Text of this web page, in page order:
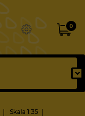
0
Skala 1:35